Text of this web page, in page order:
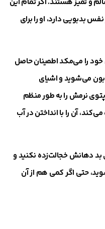
بدبویی دارد، او را برای
را می‌مکد اطمینان حاصل
می‌شوید و اشیای
نرمش را به طور منظم
آن را با انداختن در آب
بد دهانش خجالت‌زده نکنید و
حتی اگر کمی هم از آن